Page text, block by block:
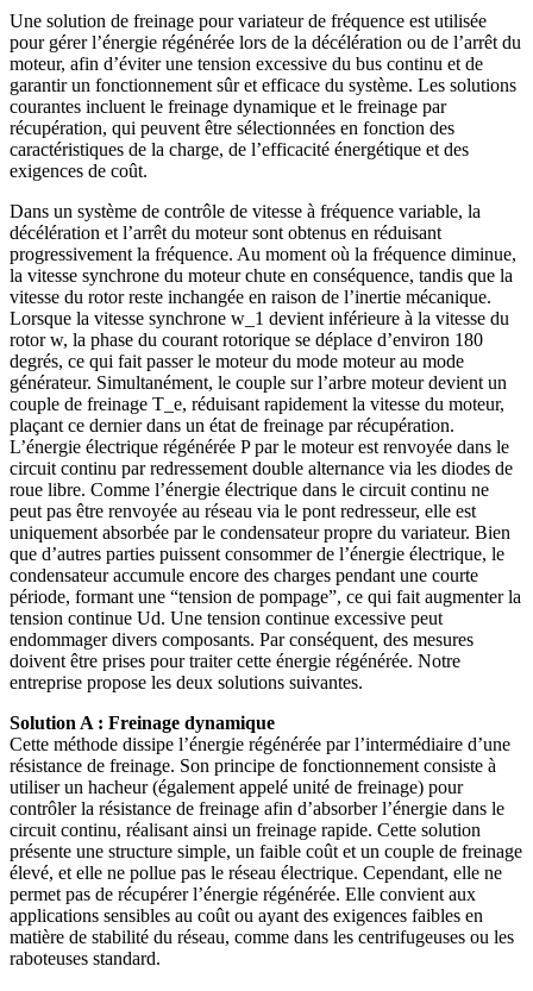
Une solution de freinage pour variateur de fréquence est utilisée
pour gérer l’énergie régénérée lors de la décélération ou de l’arrêt du
moteur, afin d’éviter une tension excessive du bus continu et de
garantir un fonctionnement sûr et efficace du système. Les solutions
courantes incluent le freinage dynamique et le freinage par
récupération, qui peuvent être sélectionnées en fonction des
caractéristiques de la charge, de l’efficacité énergétique et des
exigences de coût.
Dans un système de contrôle de vitesse à fréquence variable, la
décélération et l’arrêt du moteur sont obtenus en réduisant
progressivement la fréquence. Au moment où la fréquence diminue,
la vitesse synchrone du moteur chute en conséquence, tandis que la
vitesse du rotor reste inchangée en raison de l’inertie mécanique.
Lorsque la vitesse synchrone w_1 devient inférieure à la vitesse du
rotor w, la phase du courant rotorique se déplace d’environ 180
degrés, ce qui fait passer le moteur du mode moteur au mode
générateur. Simultanément, le couple sur l’arbre moteur devient un
couple de freinage T_e, réduisant rapidement la vitesse du moteur,
plaçant ce dernier dans un état de freinage par récupération.
L’énergie électrique régénérée P par le moteur est renvoyée dans le
circuit continu par redressement double alternance via les diodes de
roue libre. Comme l’énergie électrique dans le circuit continu ne
peut pas être renvoyée au réseau via le pont redresseur, elle est
uniquement absorbée par le condensateur propre du variateur. Bien
que d’autres parties puissent consommer de l’énergie électrique, le
condensateur accumule encore des charges pendant une courte
période, formant une “tension de pompage”, ce qui fait augmenter la
tension continue Ud. Une tension continue excessive peut
endommager divers composants. Par conséquent, des mesures
doivent être prises pour traiter cette énergie régénérée. Notre
entreprise propose les deux solutions suivantes.
Solution A : Freinage dynamique
Cette méthode dissipe l’énergie régénérée par l’intermédiaire d’une
résistance de freinage. Son principe de fonctionnement consiste à
utiliser un hacheur (également appelé unité de freinage) pour
contrôler la résistance de freinage afin d’absorber l’énergie dans le
circuit continu, réalisant ainsi un freinage rapide. Cette solution
présente une structure simple, un faible coût et un couple de freinage
élevé, et elle ne pollue pas le réseau électrique. Cependant, elle ne
permet pas de récupérer l’énergie régénérée. Elle convient aux
applications sensibles au coût ou ayant des exigences faibles en
matière de stabilité du réseau, comme dans les centrifugeuses ou les
raboteuses standard.